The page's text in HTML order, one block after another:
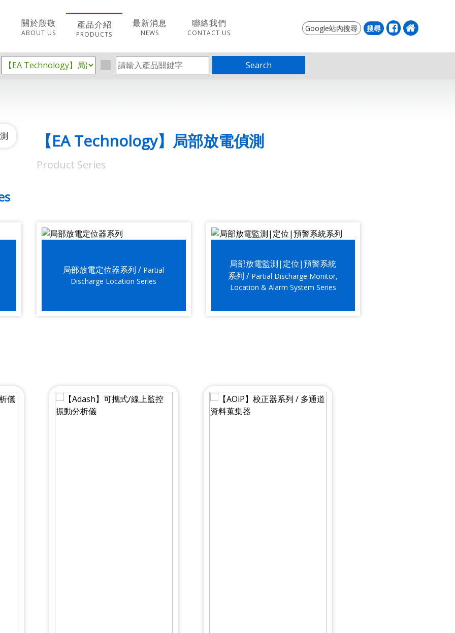
關於殷敬
ABOUT US
產品介紹
PRODUCTS
最新消息
NEWS
聯絡我們
CONTACT US
Search
【EA Technology】局部放電偵測
Product Series
局部放電定位器系列 / Partial
Discharge Location Series
局部放電監測|定位|預警系統
系列 / Partial Discharge Monitor,
Location & Alarm System Series